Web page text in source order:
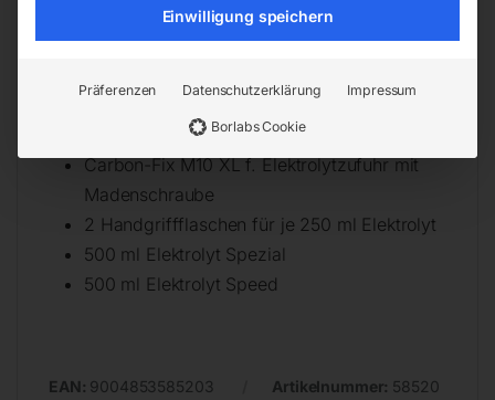
Kohlfaserpinsel mit MESSING-Hülse – IG
Carbon-Fix M10 XL f. Elektrolytzufuhr mit
Madenschraube
2 Handgriffflaschen für je 250 ml Elektrolyt
500 ml Elektrolyt Spezial
500 ml Elektrolyt Speed
EAN: 9004853585203 Artikelnummer: 58520
Einwilligung speichern
Präferenzen Datenschutzerklärung Impressum
Borlabs Cookie